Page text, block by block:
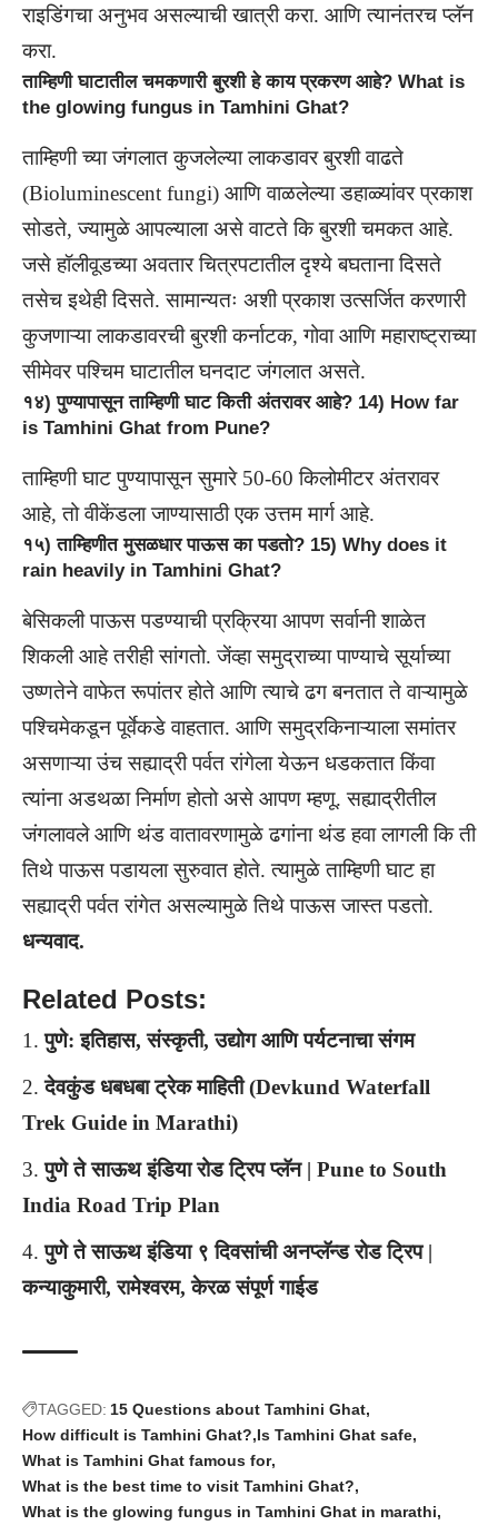
राइडिंगचा अनुभव असल्याची खात्री करा. आणि त्यानंतरच प्लॅन
करा.
ताम्हिणी घाटातील चमकणारी बुरशी हे काय प्रकरण आहे? What is
the glowing fungus in Tamhini Ghat?
ताम्हिणी च्या जंगलात कुजलेल्या लाकडावर बुरशी वाढते
(Bioluminescent fungi) आणि वाळलेल्या डहाळ्यांवर प्रकाश
सोडते, ज्यामुळे आपल्याला असे वाटते कि बुरशी चमकत आहे.
जसे हॉलीवूडच्या अवतार चित्रपटातील दृश्ये बघताना दिसते
तसेच इथेही दिसते. सामान्यतः अशी प्रकाश उत्सर्जित करणारी
कुजणाऱ्या लाकडावरची बुरशी कर्नाटक, गोवा आणि महाराष्ट्राच्या
सीमेवर पश्चिम घाटातील घनदाट जंगलात असते.
१४) पुण्यापासून ताम्हिणी घाट किती अंतरावर आहे? 14) How far
is Tamhini Ghat from Pune?
ताम्हिणी घाट पुण्यापासून सुमारे 50-60 किलोमीटर अंतरावर
आहे, तो वीकेंडला जाण्यासाठी एक उत्तम मार्ग आहे.
१५) ताम्हिणीत मुसळधार पाऊस का पडतो? 15) Why does it
rain heavily in Tamhini Ghat?
बेसिकली पाऊस पडण्याची प्रक्रिया आपण सर्वानी शाळेत
शिकली आहे तरीही सांगतो. जेंव्हा समुद्राच्या पाण्याचे सूर्याच्या
उष्णतेने वाफेत रूपांतर होते आणि त्याचे ढग बनतात ते वाऱ्यामुळे
पश्चिमेकडून पूर्वेकडे वाहतात. आणि समुद्रकिनाऱ्याला समांतर
असणाऱ्या उंच सह्याद्री पर्वत रांगेला येऊन धडकतात किंवा
त्यांना अडथळा निर्माण होतो असे आपण म्हणू. सह्याद्रीतील
जंगलावले आणि थंड वातावरणामुळे ढगांना थंड हवा लागली कि ती
तिथे पाऊस पडायला सुरुवात होते. त्यामुळे ताम्हिणी घाट हा
सह्याद्री पर्वत रांगेत असल्यामुळे तिथे पाऊस जास्त पडतो.
धन्यवाद.
Related Posts:
पुणे: इतिहास, संस्कृती, उद्योग आणि पर्यटनाचा संगम
देवकुंड धबधबा ट्रेक माहिती (Devkund Waterfall
Trek Guide in Marathi)
पुणे ते साऊथ इंडिया रोड ट्रिप प्लॅन | Pune to South
India Road Trip Plan
पुणे ते साऊथ इंडिया ९ दिवसांची अनप्लॅन्ड रोड ट्रिप |
कन्याकुमारी, रामेश्वरम, केरळ संपूर्ण गाईड
TAGGED: 15 Questions about Tamhini Ghat
How difficult is Tamhini Ghat? Is Tamhini Ghat safe
What is Tamhini Ghat famous for
What is the best time to visit Tamhini Ghat?
What is the glowing fungus in Tamhini Ghat in marathi